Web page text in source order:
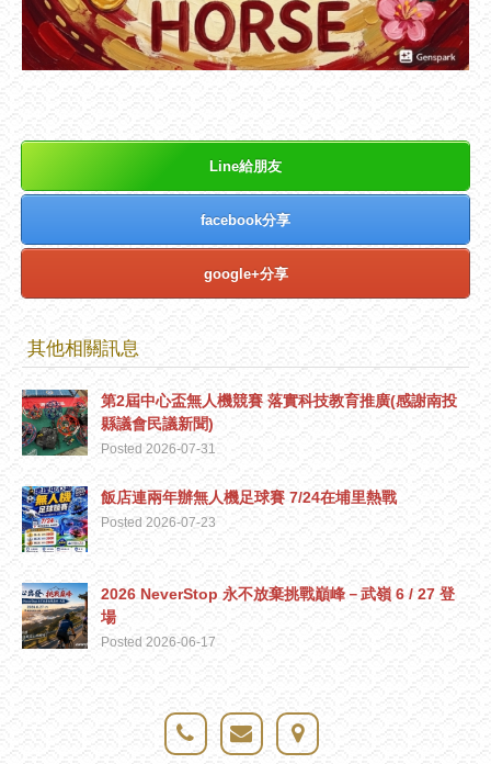
Line給朋友
facebook分享
google+分享
其他相關訊息
第2屆中心盃無人機競賽 落實科技教育推廣(感謝南投
縣議會民議新聞)
Posted 2026-07-31
飯店連兩年辦無人機足球賽 7/24在埔里熱戰
Posted 2026-07-23
2026 NeverStop 永不放棄挑戰巔峰－武嶺 6 / 27 登
場
Posted 2026-06-17